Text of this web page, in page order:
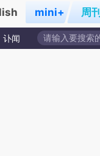
mini+ 周刊
讣闻